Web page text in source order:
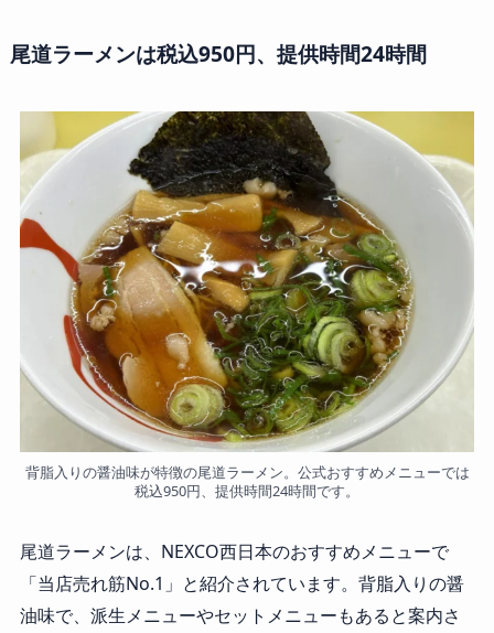
尾道ラーメンは税込950円、提供時間24時間
背脂入りの醤油味が特徴の尾道ラーメン。公式おすすめメニューでは
税込950円、提供時間24時間です。
尾道ラーメンは、NEXCO西日本のおすすめメニューで
「当店売れ筋No.1」と紹介されています。背脂入りの醤
油味で、派生メニューやセットメニューもあると案内さ